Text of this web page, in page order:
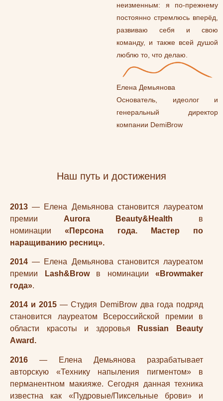
неизменным: я по-прежнему
постоянно стремлюсь вперёд,
развиваю себя и свою
команду, и также всей душой
люблю то, что делаю.
Елена Демьянова
Основатель, идеолог и
генеральный директор
компании DemiBrow
Наш путь и достижения
2013 — Елена Демьянова становится лауреатом
премии Aurora Beauty&Health в
номинации«Персона года. Мастер по
наращиванию ресниц».
2014 — Елена Демьянова становится лауреатом
премии
Lash&Browв номинации «Browmaker
года».
2014 и 2015 — Студия DemiBrow два года подряд
становится лауреатом Всероссийской премии в
области красоты и здоровья
Russian Beauty
Award.
2016 — Елена Демьянова разрабатывает
авторскую «Технику напыления пигментом» в
перманентном макияже. Сегодня данная техника
известна как «Пудровые/Пиксельные брови» и